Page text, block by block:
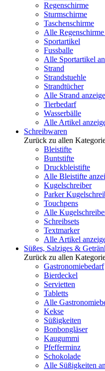
Regenschirme
Sturmschirme
Taschenschirme
Alle Regenschirme
Sportartikel
Fussballe
Alle Sportartikel
Strand
Strandstuehle
Strandtücher
Alle Strand
Tierbedarf
Wasserbälle
Alle Artikel
Schreibwaren
Zurück zu allen
Bleistifte
Buntstifte
Druckbleistifte
Alle Bleistifte
Kugelschreiber
Parker
Touchpens
Alle
Schreibsets
Textmarker
Alle Artikel
Süßes, Salziges &
Zurück zu allen
Gastronomiebedarf
Bierdeckel
Servietten
Tabletts
Alle
Kekse
Süßigkeiten
Bonbongläser
Kaugummi
Pfefferminz
Schokolade
Alle Süßigkeiten